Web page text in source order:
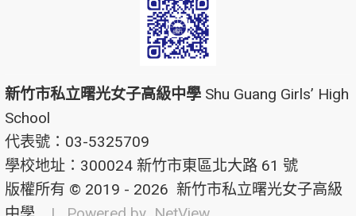
新竹市私立曙光女子高級中學 Shu Guang Girls’ High
School
代表號：03-5325709
學校地址：300024 新竹市東區北大路 61 號
版權所有 © 2019 - 2026 新竹市私立曙光女子高級